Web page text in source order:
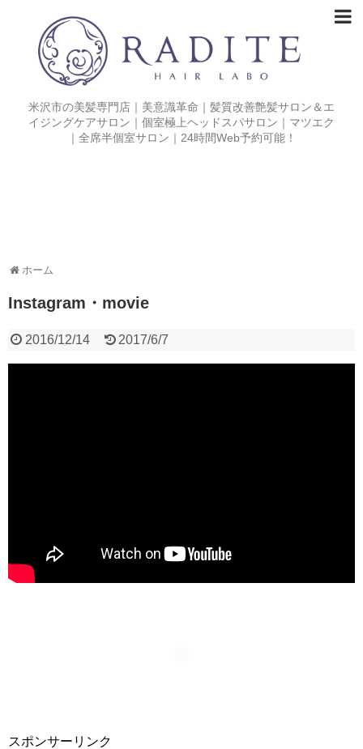
米沢市の美髪専門店｜美意識革命｜髪質改善艶髪サロン＆エ
イジングケアサロン｜個室極上ヘッドスパサロン｜マツエク
｜全席半個室サロン｜24時間Web予約可能！
ホーム
Instagram・movie
2016/12/14 2017/6/7
スポンサーリンク